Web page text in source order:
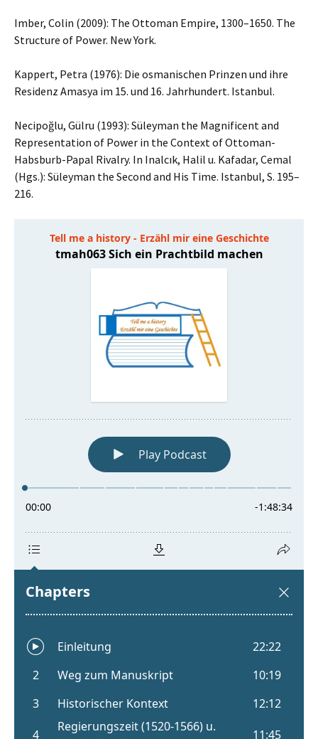
Imber, Colin (2009): The Ottoman Empire, 1300–1650. The
Structure of Power. New York.
Kappert, Petra (1976): Die osmanischen Prinzen und ihre
Residenz Amasya im 15. und 16. Jahrhundert. Istanbul.
Necipoğlu, Gülru (1993): Süleyman the Magnificent and
Representation of Power in the Context of Ottoman-
Habsburb-Papal Rivalry. In Inalcık, Halil u. Kafadar, Cemal
(Hgs.): Süleyman the Second and His Time. Istanbul, S. 195–
216.